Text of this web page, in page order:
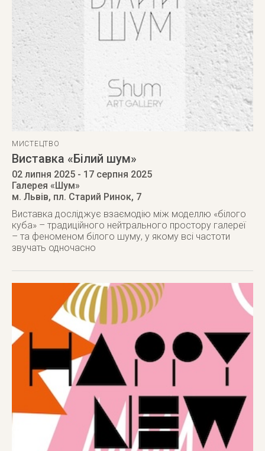
МИСТЕЦТВО
Виставка «Білий шум»
02 липня 2025 - 17 серпня 2025
Галерея «Шум»
м. Львів, пл. Старий Ринок, 7
Виставка досліджує взаємодію між моделлю «білого
куба» – традиційного нейтрального простору галереї
– та феноменом білого шуму, у якому всі частоти
звучать одночасно